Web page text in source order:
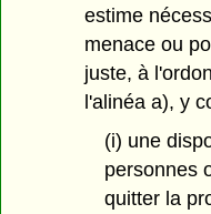
estime
menace ou
juste, à
l'alinéa a), y
(i) une
personnes
quitter la